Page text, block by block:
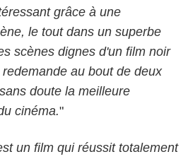
grâce à une
le tout dans un superbe
scènes dignes d'un film noir
au bout de deux
doute la meilleure
cinéma."
un film qui réussit totalement